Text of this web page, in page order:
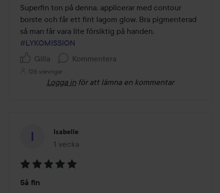
av
5
Superfin ton på denna, applicerar med contour
borste och får ett fint lagom glow. Bra pigmenterad
#LYKOMISSION
Gilla
Kommentera
126 visningar
Logga in för att lämna en kommentar
Isabelle
1 vecka
Inlägget skapades 1 vecka
5
Så fin